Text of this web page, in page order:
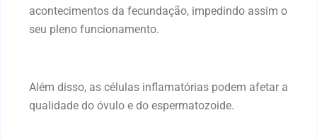
acontecimentos da fecundação, impedindo assim o
seu pleno funcionamento.
Além disso, as células inflamatórias podem afetar a
qualidade do óvulo e do espermatozoide.